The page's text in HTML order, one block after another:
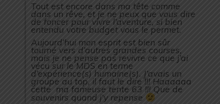
Tout est encore dans ma tête comme
dans un rêve, et je ne peux que vous dire
de foncer pour vivre l’aventure, si bien
entendu votre budget vous le permet.
Aujourd’hui mon esprit est bien sûr
tourné vers d’autres grandes courses,
mais je ne pense pas revivre ce que j’ai
vécu sur le MDS en terme
d’expérience(s) humaine(s). J’avais un
groupe au top, il faut le dire !!! Haaaaaa
cette ma fameuse tente 63 !!! Que de
souvenirs quand j’y repense